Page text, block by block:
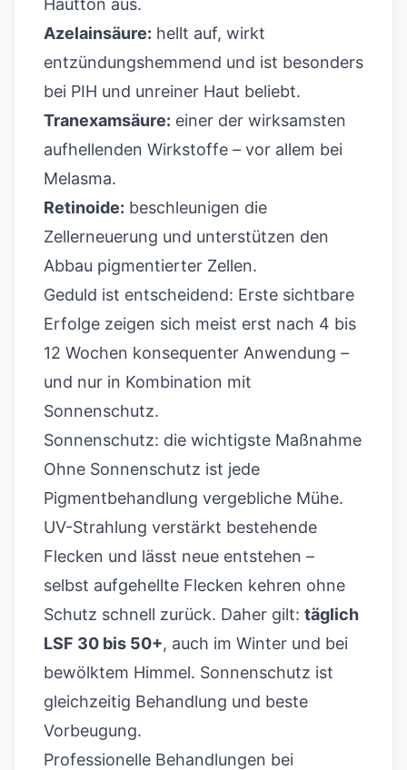
Hautton aus.
Azelainsäure: hellt auf, wirkt
entzündungshemmend und ist besonders
bei PIH und unreiner Haut beliebt.
Tranexamsäure: einer der wirksamsten
aufhellenden Wirkstoffe – vor allem bei
Melasma.
Retinoide: beschleunigen die
Zellerneuerung und unterstützen den
Abbau pigmentierter Zellen.
Geduld ist entscheidend: Erste sichtbare
Erfolge zeigen sich meist erst nach 4 bis
12 Wochen konsequenter Anwendung –
und nur in Kombination mit
Sonnenschutz.
Sonnenschutz: die wichtigste Maßnahme
Ohne Sonnenschutz ist jede
Pigmentbehandlung vergebliche Mühe.
UV-Strahlung verstärkt bestehende
Flecken und lässt neue entstehen –
selbst aufgehellte Flecken kehren ohne
Schutz schnell zurück. Daher gilt: täglich
LSF 30 bis 50+, auch im Winter und bei
bewölktem Himmel. Sonnenschutz ist
gleichzeitig Behandlung und beste
Vorbeugung.
Professionelle Behandlungen bei